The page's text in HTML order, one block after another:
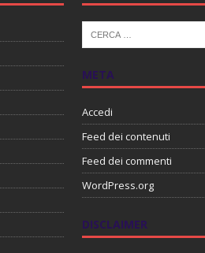
META
Accedi
Feed dei contenuti
Feed dei commenti
WordPress.org
DISCLAIMER